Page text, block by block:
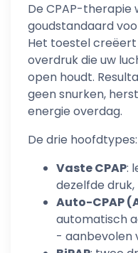
De CPAP-therapie
goudstandaard
Het toestel
overdruk die uw
open houdt.
geen snurken,
energie overdag.
De drie hoofdtypes:
Vaste CPAP:
dezelfde
Auto-CPAP
automatisch
- aanbevolen